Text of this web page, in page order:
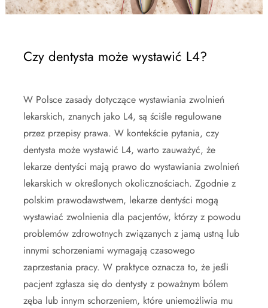
Czy dentysta może wystawić L4?
W Polsce zasady dotyczące wystawiania zwolnień
lekarskich, znanych jako L4, są ściśle regulowane
przez przepisy prawa. W kontekście pytania, czy
dentysta może wystawić L4, warto zauważyć, że
lekarze dentyści mają prawo do wystawiania zwolnień
lekarskich w określonych okolicznościach. Zgodnie z
polskim prawodawstwem, lekarze dentyści mogą
wystawiać zwolnienia dla pacjentów, którzy z powodu
problemów zdrowotnych związanych z jamą ustną lub
innymi schorzeniami wymagają czasowego
zaprzestania pracy. W praktyce oznacza to, że jeśli
pacjent zgłasza się do dentysty z poważnym bólem
zęba lub innym schorzeniem, które uniemożliwia mu